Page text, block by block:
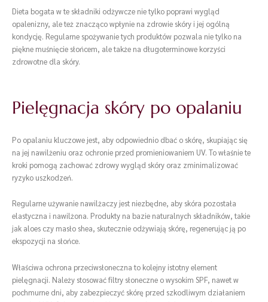
Dieta bogata w te składniki odżywcze nie tylko poprawi wygląd
opalenizny, ale też znacząco wpłynie na zdrowie skóry i jej ogólną
kondycję. Regularne spożywanie tych produktów pozwala nie tylko na
piękne muśnięcie słońcem, ale także na długoterminowe korzyści
zdrowotne dla skóry.
Pielęgnacja skóry po opalaniu
Po opalaniu kluczowe jest, aby odpowiednio dbać o skórę, skupiając się
na jej nawilżeniu oraz ochronie przed promieniowaniem UV. To właśnie te
kroki pomogą zachować zdrowy wygląd skóry oraz zminimalizować
ryzyko uszkodzeń.
Regularne używanie nawilżaczy jest niezbędne, aby skóra pozostała
elastyczna i nawilżona. Produkty na bazie naturalnych składników, takie
jak aloes czy masło shea, skutecznie odżywiają skórę, regenerując ją po
ekspozycji na słońce.
Właściwa ochrona przeciwsłoneczna to kolejny istotny element
pielęgnacji. Należy stosować filtry słoneczne o wysokim SPF, nawet w
pochmurne dni, aby zabezpieczyć skórę przed szkodliwym działaniem